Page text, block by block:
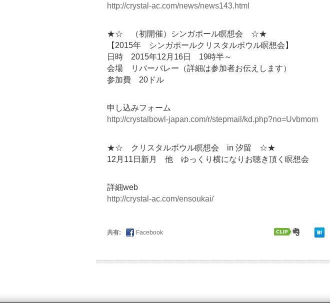
http://crystal-ac.com/news/news143.html
★☆ （初開催）シンガポール瞑想会 ☆★
【2015年 シンガポールクリスタルボウル瞑想会】
日時 2015年12月16日 19時半～
会場 リバーバレー（詳細は参加者お伝えします）
参加費 20ドル
申し込みフォーム
http://crystalbowl-japan.com/r/stepmail/kd.php?no=Uvbmom
★☆ クリスタルボウル瞑想会 in 汐留 ☆★
12月11日新月 他 ゆっくり横になりお聴き頂く瞑想会
詳細web
http://crystal-ac.com/ensoukai/
共有: Facebook